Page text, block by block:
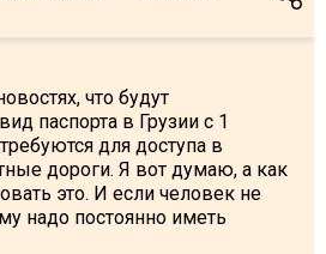
что будут
паспорта в Грузии с 1
для доступа в
дороги. Я вот думаю, а как
это. И если человек не
надо постоянно иметь